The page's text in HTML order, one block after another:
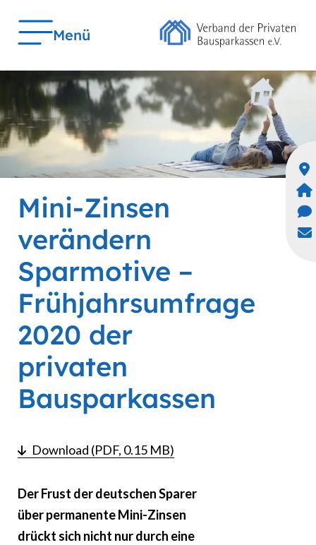
Menü
Mini-Zinsen
verändern
Sparmotive –
Frühjahrsumfrage
2020 der
privaten
Bausparkassen
Download (PDF, 0.15 MB)
Der Frust der deutschen Sparer
über permanente Mini-Zinsen
drückt sich nicht nur durch eine